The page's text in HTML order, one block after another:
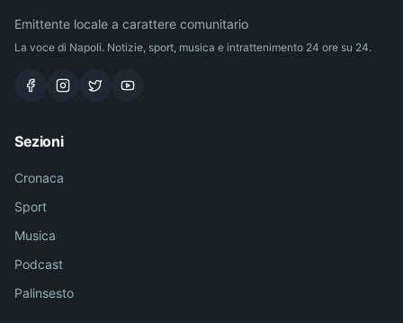
Emittente locale a carattere comunitario
La voce di Napoli. Notizie, sport, musica e intrattenimento 24 ore su 24.
Sezioni
Cronaca
Sport
Musica
Podcast
Palinsesto